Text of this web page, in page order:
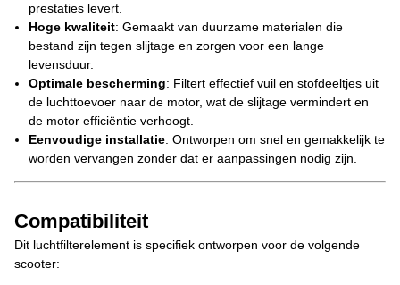
prestaties levert.
Hoge kwaliteit: Gemaakt van duurzame materialen die
bestand zijn tegen slijtage en zorgen voor een lange
levensduur.
Optimale bescherming: Filtert effectief vuil en stofdeeltjes uit
de luchttoevoer naar de motor, wat de slijtage vermindert en
de motor efficiëntie verhoogt.
Eenvoudige installatie: Ontworpen om snel en gemakkelijk te
worden vervangen zonder dat er aanpassingen nodig zijn.
Compatibiliteit
Dit luchtfilterelement is specifiek ontworpen voor de volgende
scooter: